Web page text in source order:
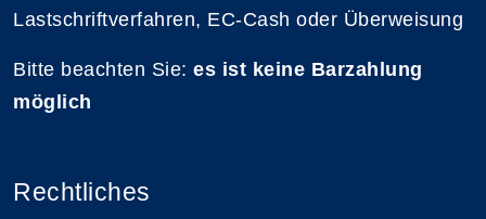
Lastschriftverfahren, EC-Cash oder Überweisung
Bitte beachten Sie: es ist keine Barzahlung
möglich
Rechtliches